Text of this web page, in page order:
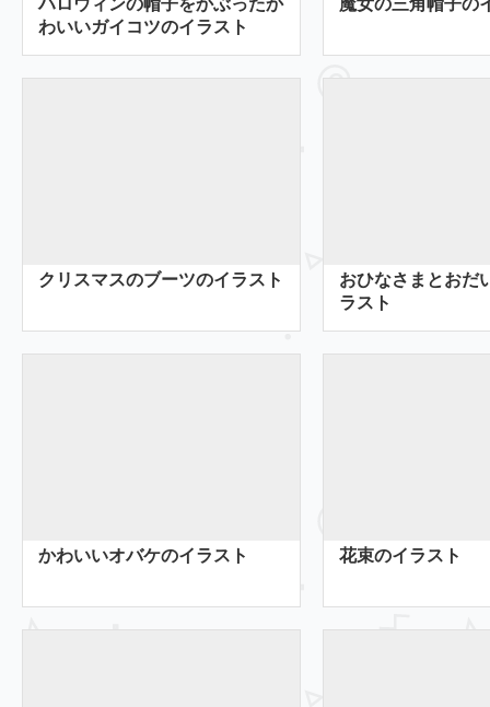
ハロウィンの帽子をかぶったか
わいいガイコツのイラスト
魔女の三角帽子の
クリスマスのブーツのイラスト
おひなさまとおだ
ラスト
かわいいオバケのイラスト 花束のイラスト